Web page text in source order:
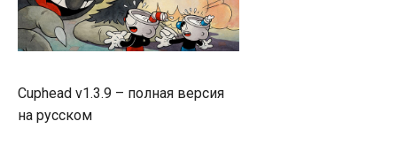
Cuphead v1.3.9 – полная версия
на русском